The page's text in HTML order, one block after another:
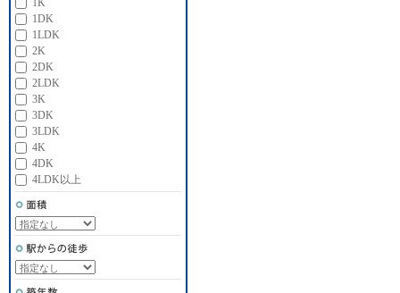
1K
1DK
1LDK
2K
2DK
2LDK
3K
3DK
3LDK
4K
4DK
4LDK以上